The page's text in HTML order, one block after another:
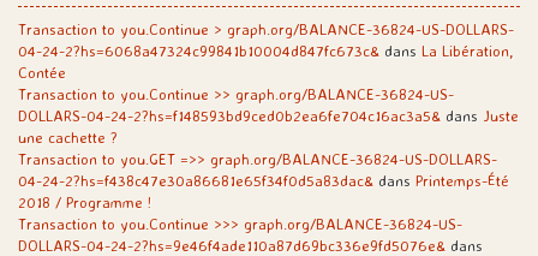
Transaction to you.Continue > graph.org/BALANCE-36824-US-DOLLARS-
04-24-2?hs=6068a47324c99841b10004d847fc673c& dans La Libération,
Contée
Transaction to you.Continue >> graph.org/BALANCE-36824-US-
DOLLARS-04-24-2?hs=f148593bd9ced0b2ea6fe704c16ac3a5& dans Juste
une cachette ?
Transaction to you.GET =>> graph.org/BALANCE-36824-US-DOLLARS-
04-24-2?hs=f438c47e30a86681e65f34f0d5a83dac& dans Printemps-Été
2018 / Programme !
Transaction to you.Continue >>> graph.org/BALANCE-36824-US-
DOLLARS-04-24-2?hs=9e46f4ade110a87d69bc336e9fd5076e& dans